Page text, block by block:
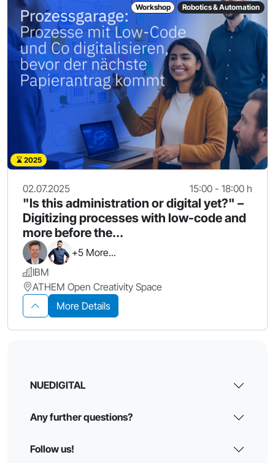
Workshop Robotics & Automation
2025
02.07.2025 15:00 - 18:00 h
"Is this administration or digital yet?" –
Digitizing processes with low-code and
more before the...
+5 More...
IBM
ATHEM Open Creativity Space
More Details
NUEDIGITAL
Any further questions?
Follow us!